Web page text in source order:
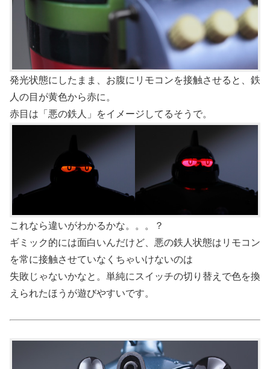
発光状態にしたまま、お腹にリモコンを接触させると、鉄
人の目が黄色から赤に。
赤目は「悪の鉄人」をイメージしてるそうで。
これなら違いがわかるかな。。。？
ギミック的には面白いんだけど、悪の鉄人状態はリモコン
を常に接触させていなくちゃいけないのは
失敗じゃないかなと。単純にスイッチの切り替えで色を換
えられたほうが遊びやすいです。